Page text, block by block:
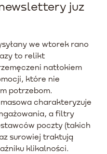
juz
we wtorek rano
to relikt
natłokiem
które nie
potrzebom.
charakteryzuje
a filtry
poczty (takich
surowiej traktują
klikalności.